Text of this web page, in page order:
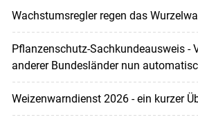
Wachstumsregler regen das
Pflanzenschutz-Sachkundeausweis -
anderer Bundesländer nun
Weizenwarndienst 2026 - ein kurzer